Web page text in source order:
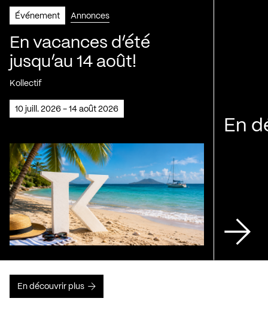
Événement Annonces
En vacances d’été
jusqu’au 14 août!
Kollectif
10 juill. 2026 - 14 août 2026
En
En découvrir plus